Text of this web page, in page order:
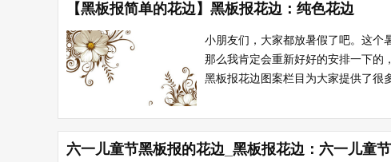
【黑板报简单的花边】黑板报花边：纯色花边
小朋友们，大家都放暑假了吧。这个
那么我肯定会重新好好的安排一下的
黑板报花边图案栏目为大家提供了很
六一儿童节黑板报的花边_黑板报花边：六一儿童